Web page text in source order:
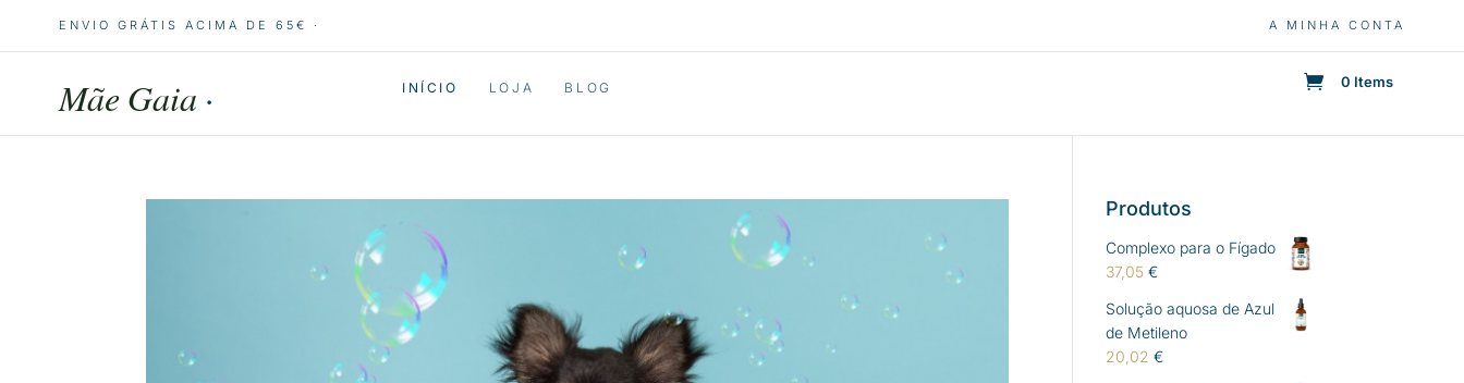
ENVIO GRÁTIS ACIMA DE 65€ · A MINHA CONTA
Mãe Gaia · INÍCIO LOJA BLOG 0 Items
Produtos
Complexo para o Fígado
37,05€
Solução aquosa de Azul
de Metileno
20,02€